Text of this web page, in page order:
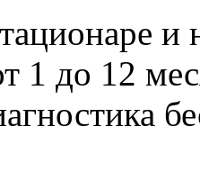
и
1 до 12